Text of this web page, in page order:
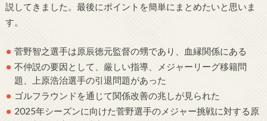
説してきました。最後にポイントを簡単にまとめたいと思いま
す。
菅野智之選手は原辰徳元監督の甥であり、血縁関係にある
不仲説の要因として、厳しい指導、メジャーリーグ移籍問
題、上原浩治選手の引退問題があった
ゴルフラウンドを通じて関係改善の兆しが見られた
2025年シーズンに向けた菅野選手のメジャー挑戦に対する原